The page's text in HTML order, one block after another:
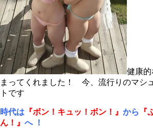
健康
まってくれました！ 今、流行りのマシ
トです
時代は 『ボン！キュッ！ボン！』 から
『
ん！』 へ ！